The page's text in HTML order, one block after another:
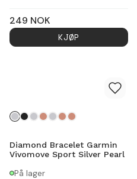
249 NOK
KJØP
Diamond Bracelet Garmin
Vivomove Sport Silver Pearl
På lager